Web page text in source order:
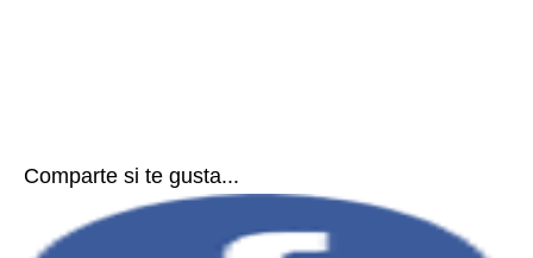
Comparte si te gusta...